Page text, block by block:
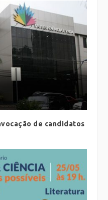
de candidatos